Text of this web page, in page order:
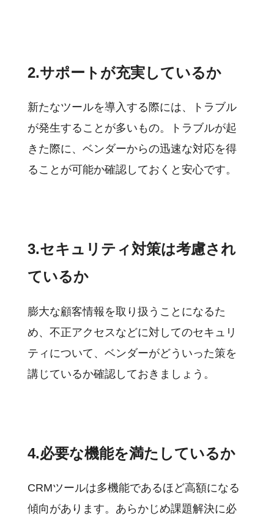
2.サポートが充実しているか
新たなツールを導入する際には、トラブル
が発生することが多いもの。トラブルが起
きた際に、ベンダーからの迅速な対応を得
ることが可能か確認しておくと安心です。
3.セキュリティ対策は考慮され
ているか
膨大な顧客情報を取り扱うことになるた
め、不正アクセスなどに対してのセキュリ
ティについて、ベンダーがどういった策を
講じているか確認しておきましょう。
4.必要な機能を満たしているか
CRMツールは多機能であるほど高額になる
傾向があります。あらかじめ課題解決に必